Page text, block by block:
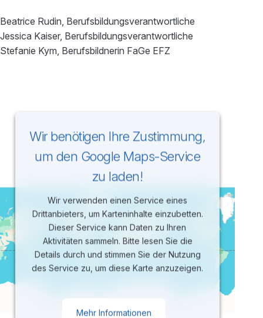
Beatrice Rudin, Berufsbildungsverantwortliche
Jessica Kaiser, Berufsbildungsverantwortliche
Stefanie Kym, Berufsbildnerin FaGe EFZ
Wir benötigen Ihre Zustimmung,
um den Google Maps-Service
zu laden!
Wir verwenden einen Service eines
Drittanbieters, um Karteninhalte einzubetten.
Dieser Service kann Daten zu Ihren
Aktivitäten sammeln. Bitte lesen Sie die
Details durch und stimmen Sie der Nutzung
des Service zu, um diese Karte anzuzeigen.
Mehr Informationen